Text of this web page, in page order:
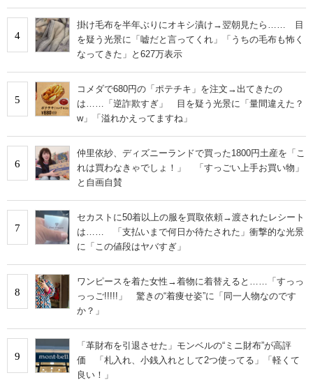
4
掛け毛布を半年ぶりにオキシ漬け→翌朝見たら…… 目
を疑う光景に「嘘だと言ってくれ」「うちの毛布も怖く
なってきた」と627万表示
5
コメダで680円の「ポテチキ」を注文→出てきたの
は……「逆詐欺すぎ」 目を疑う光景に「量間違えた？
w」「溢れかえってますね」
6
仲里依紗、ディズニーランドで買った1800円土産を「こ
れは買わなきゃでしょ！」 「すっごい上手お買い物」
と自画自賛
7
セカストに50着以上の服を買取依頼→渡されたレシート
は…… 「支払いまで何日か待たされた」衝撃的な光景
に「この値段はヤバすぎ」
8
ワンピースを着た女性→着物に着替えると……「すっっ
っっご!!!!!」 驚きの“着痩せ姿”に「同一人物なのです
か？」
9
「革財布を引退させた」モンベルの“ミニ財布”が高評
価 「札入れ、小銭入れとして2つ使ってる」「軽くて
良い！」